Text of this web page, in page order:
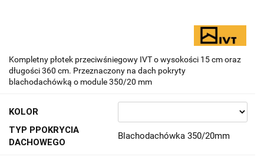
Kompletny płotek przeciwśniegowy IVT o wysokości 15 cm oraz
długości 360 cm. Przeznaczony na dach pokryty
blachodachówką o module 350/20 mm
KOLOR
TYP PPOKRYCIA
DACHOWEGO
Blachodachówka 350/20mm